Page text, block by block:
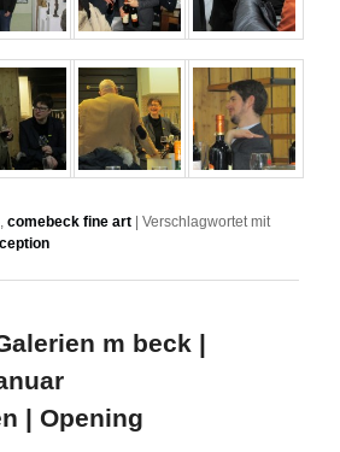
,comebeck fine art |Verschlagwortet mit
m beck |
| Opening